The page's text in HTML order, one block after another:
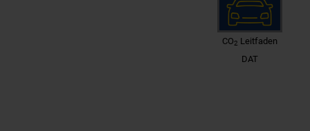
CO2 Leitfaden
DAT